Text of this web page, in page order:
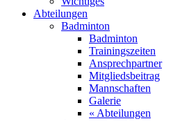
Abteilungen
Badminton
Badminton
Trainingszeiten
Ansprechpartner
Mitgliedsbeitrag
Mannschaften
Galerie
« Abteilungen